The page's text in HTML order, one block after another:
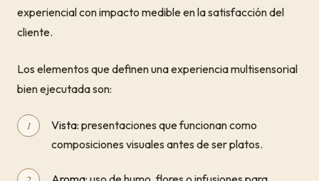
experiencial con impacto medible en la satisfacción del
cliente.
Los elementos que definen una experiencia multisensorial
bien ejecutada son:
Vista: presentaciones que funcionan como
composiciones visuales antes de ser platos.